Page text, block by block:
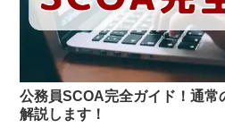
公務員SCOA完全ガイド！通常
解説します！